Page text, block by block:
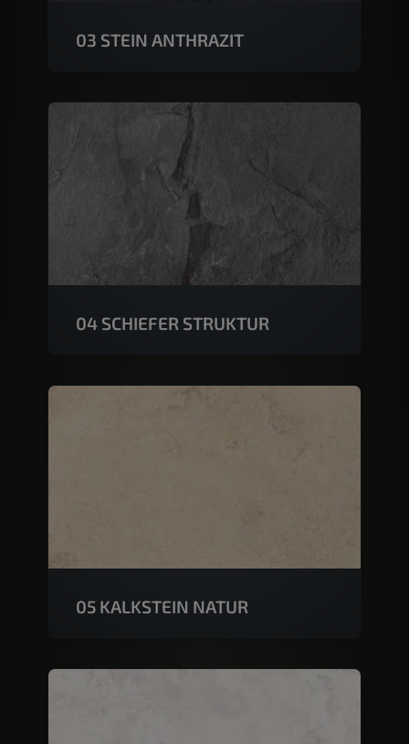
03 STEIN ANTHRAZIT
04 SCHIEFER STRUKTUR
05 KALKSTEIN NATUR